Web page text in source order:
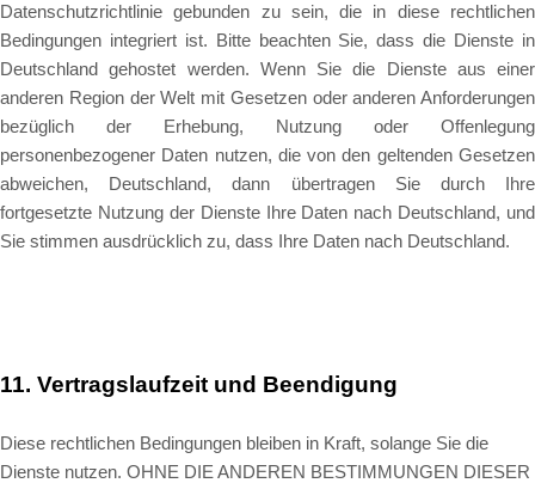
Datenschutzrichtlinie gebunden zu sein, die in diese rechtlichen
Bedingungen integriert ist. Bitte beachten Sie, dass die Dienste in
Deutschland gehostet werden. Wenn Sie die Dienste aus einer
anderen Region der Welt mit Gesetzen oder anderen Anforderungen
bezüglich der Erhebung, Nutzung oder Offenlegung
personenbezogener Daten nutzen, die von den geltenden Gesetzen
abweichen,
Deutschland, dann übertragen Sie durch Ihre
fortgesetzte Nutzung der Dienste Ihre Daten nach Deutschland, und
Sie stimmen ausdrücklich zu, dass Ihre Daten nach Deutschland.
11. Vertragslaufzeit und Beendigung
Diese rechtlichen Bedingungen bleiben in Kraft, solange Sie die
Dienste nutzen. OHNE DIE ANDEREN BESTIMMUNGEN DIESER